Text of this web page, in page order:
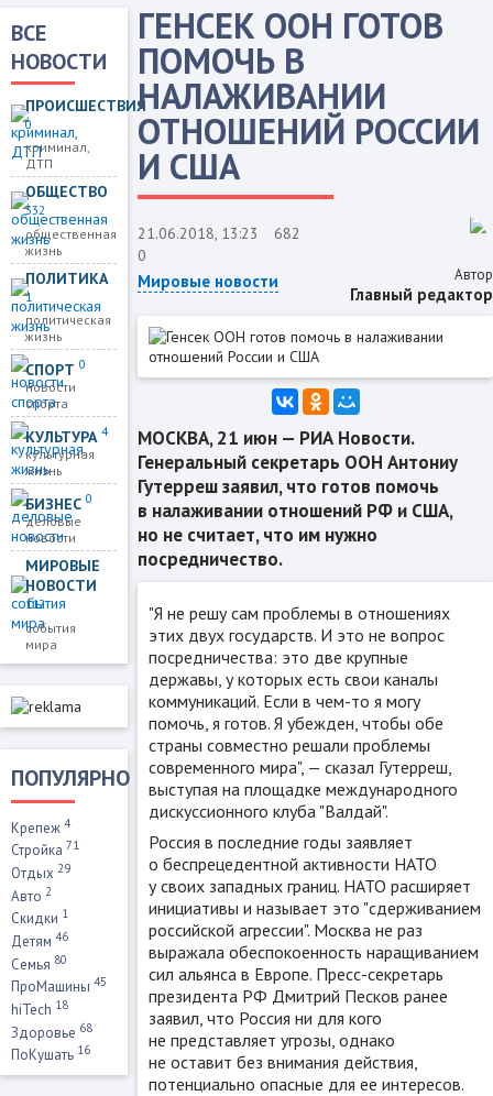
ВСЕ
НОВОСТИ
ПРОИСШЕСТВИЯ
0
криминал,
ДТП
ОБЩЕСТВО
332
общественная
жизнь
ПОЛИТИКА
1
политическая
жизнь
СПОРТ0
новости
спорта
КУЛЬТУРА4
культурная
жизнь
БИЗНЕС0
деловые
новости
МИРОВЫЕ
НОВОСТИ
112
события
мира
ПОПУЛЯРНО
Крепеж 4
Стройка 71
Отдых 29
Авто 2
Скидки 1
Детям 46
Семья 80
ПроМашины 45
hiTech 18
Здоровье 68
ПоКушать 16
ГЕНСЕК ООН ГОТОВ
ПОМОЧЬ В
НАЛАЖИВАНИИ
ОТНОШЕНИЙ РОССИИ
И США
21.06.2018, 13:23
682
0
Мировые новости Автор
Главный редактор
МОСКВА, 21 июн — РИА Новости.
Генеральный секретарь ООН Антониу
Гутерреш заявил, что готов помочь
в налаживании отношений РФ и США,
но не считает, что им нужно
посредничество.
"Я не решу сам проблемы в отношениях
этих двух государств. И это не вопрос
посредничества: это две крупные
державы, у которых есть свои каналы
коммуникаций. Если в чем-то я могу
помочь, я готов. Я убежден, чтобы обе
страны совместно решали проблемы
современного мира", — сказал Гутерреш,
выступая на площадке международного
дискуссионного клуба "Валдай".
Россия в последние годы заявляет
о беспрецедентной активности НАТО
у своих западных границ. НАТО расширяет
инициативы и называет это "сдерживанием
российской агрессии". Москва не раз
выражала обеспокоенность наращиванием
сил альянса в Европе. Пресс-секретарь
президента РФ Дмитрий Песков ранее
заявил, что Россия ни для кого
не представляет угрозы, однако
не оставит без внимания действия,
потенциально опасные для ее интересов.